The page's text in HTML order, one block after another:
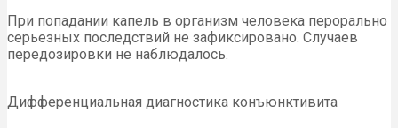
При попадании капель в организм человека перорально
серьезных последствий не зафиксировано. Случаев
передозировки не наблюдалось.
Дифференциальная диагностика конъюнктивита